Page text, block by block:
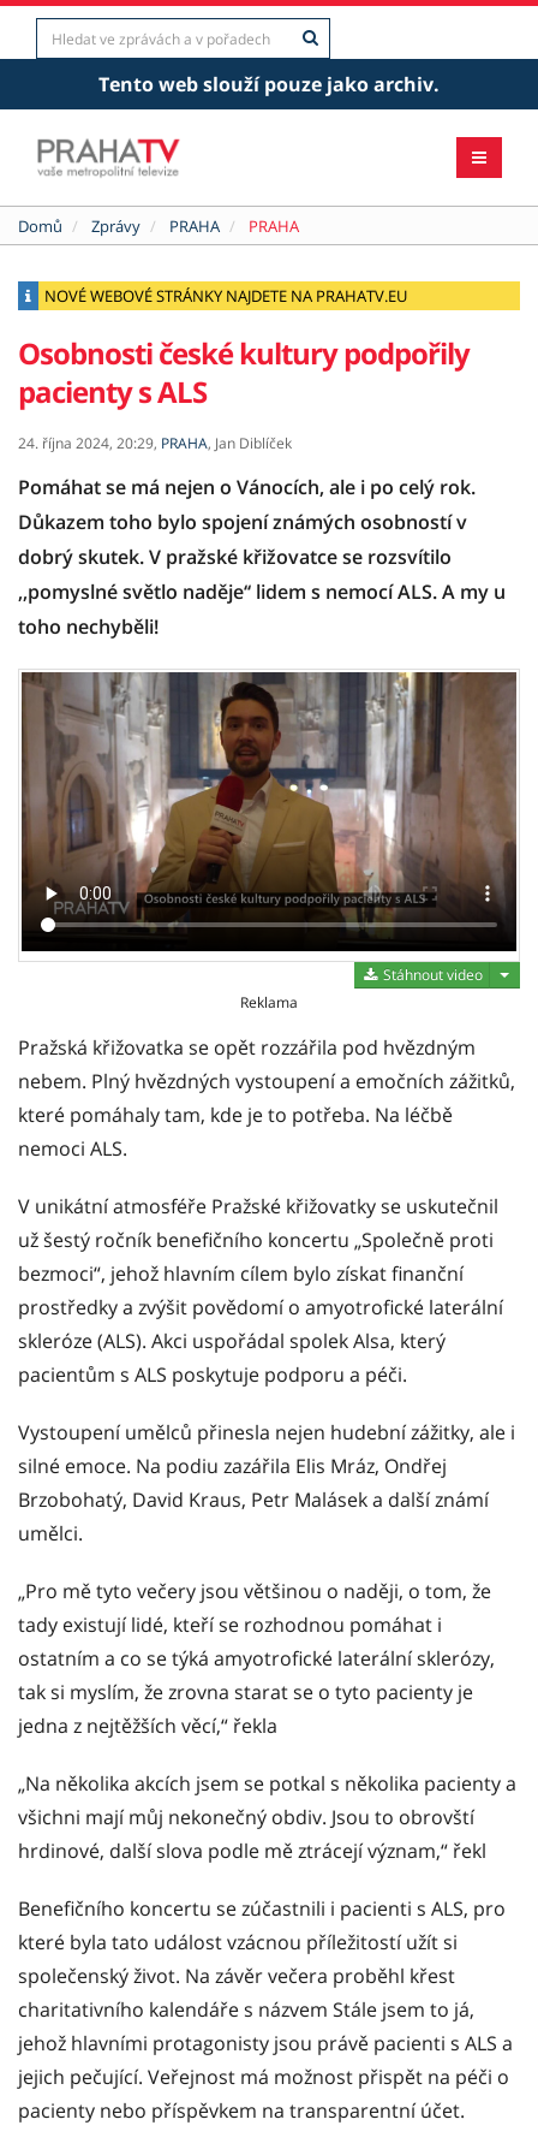
Tento web slouží pouze jako archiv.
Domů Zprávy PRAHA PRAHA
NOVÉ WEBOVÉ STRÁNKY NAJDETE NA PRAHATV.EU
Osobnosti české kultury podpořily
pacienty s ALS
24. října 2024, 20:29, PRAHA, Jan Diblíček
Pomáhat se má nejen o Vánocích, ale i po celý rok.
Důkazem toho bylo spojení známých osobností v
dobrý skutek. V pražské křižovatce se rozsvítilo
,,pomyslné světlo naděje‘‘ lidem s nemocí ALS. A my u
toho nechyběli!
Stáhnout video
Reklama
Pražská křižovatka se opět rozzářila pod hvězdným
nebem. Plný hvězdných vystoupení a emočních zážitků,
které pomáhaly tam, kde je to potřeba. Na léčbě
nemoci ALS.
V unikátní atmosféře Pražské křižovatky se uskutečnil
už šestý ročník benefičního koncertu „Společně proti
bezmoci“, jehož hlavním cílem bylo získat finanční
prostředky a zvýšit povědomí o amyotrofické laterální
skleróze (ALS). Akci uspořádal spolek Alsa, který
pacientům s ALS poskytuje podporu a péči.
Vystoupení umělců přinesla nejen hudební zážitky, ale i
silné emoce. Na podiu zazářila Elis Mráz, Ondřej
Brzobohatý, David Kraus, Petr Malásek a další známí
umělci.
„Pro mě tyto večery jsou většinou o naději, o tom, že
tady existují lidé, kteří se rozhodnou pomáhat i
ostatním a co se týká amyotrofické laterální sklerózy,
tak si myslím, že zrovna starat se o tyto pacienty je
jedna z nejtěžších věcí,“ řekla
„Na několika akcích jsem se potkal s několika pacienty a
všichni mají můj nekonečný obdiv. Jsou to obrovští
hrdinové, další slova podle mě ztrácejí význam,“ řekl
Benefičního koncertu se zúčastnili i pacienti s ALS, pro
které byla tato událost vzácnou příležitostí užít si
společenský život. Na závěr večera proběhl křest
charitativního kalendáře s názvem Stále jsem to já,
jehož hlavními protagonisty jsou právě pacienti s ALS a
jejich pečující. Veřejnost má možnost přispět na péči o
pacienty nebo příspěvkem na transparentní účet.